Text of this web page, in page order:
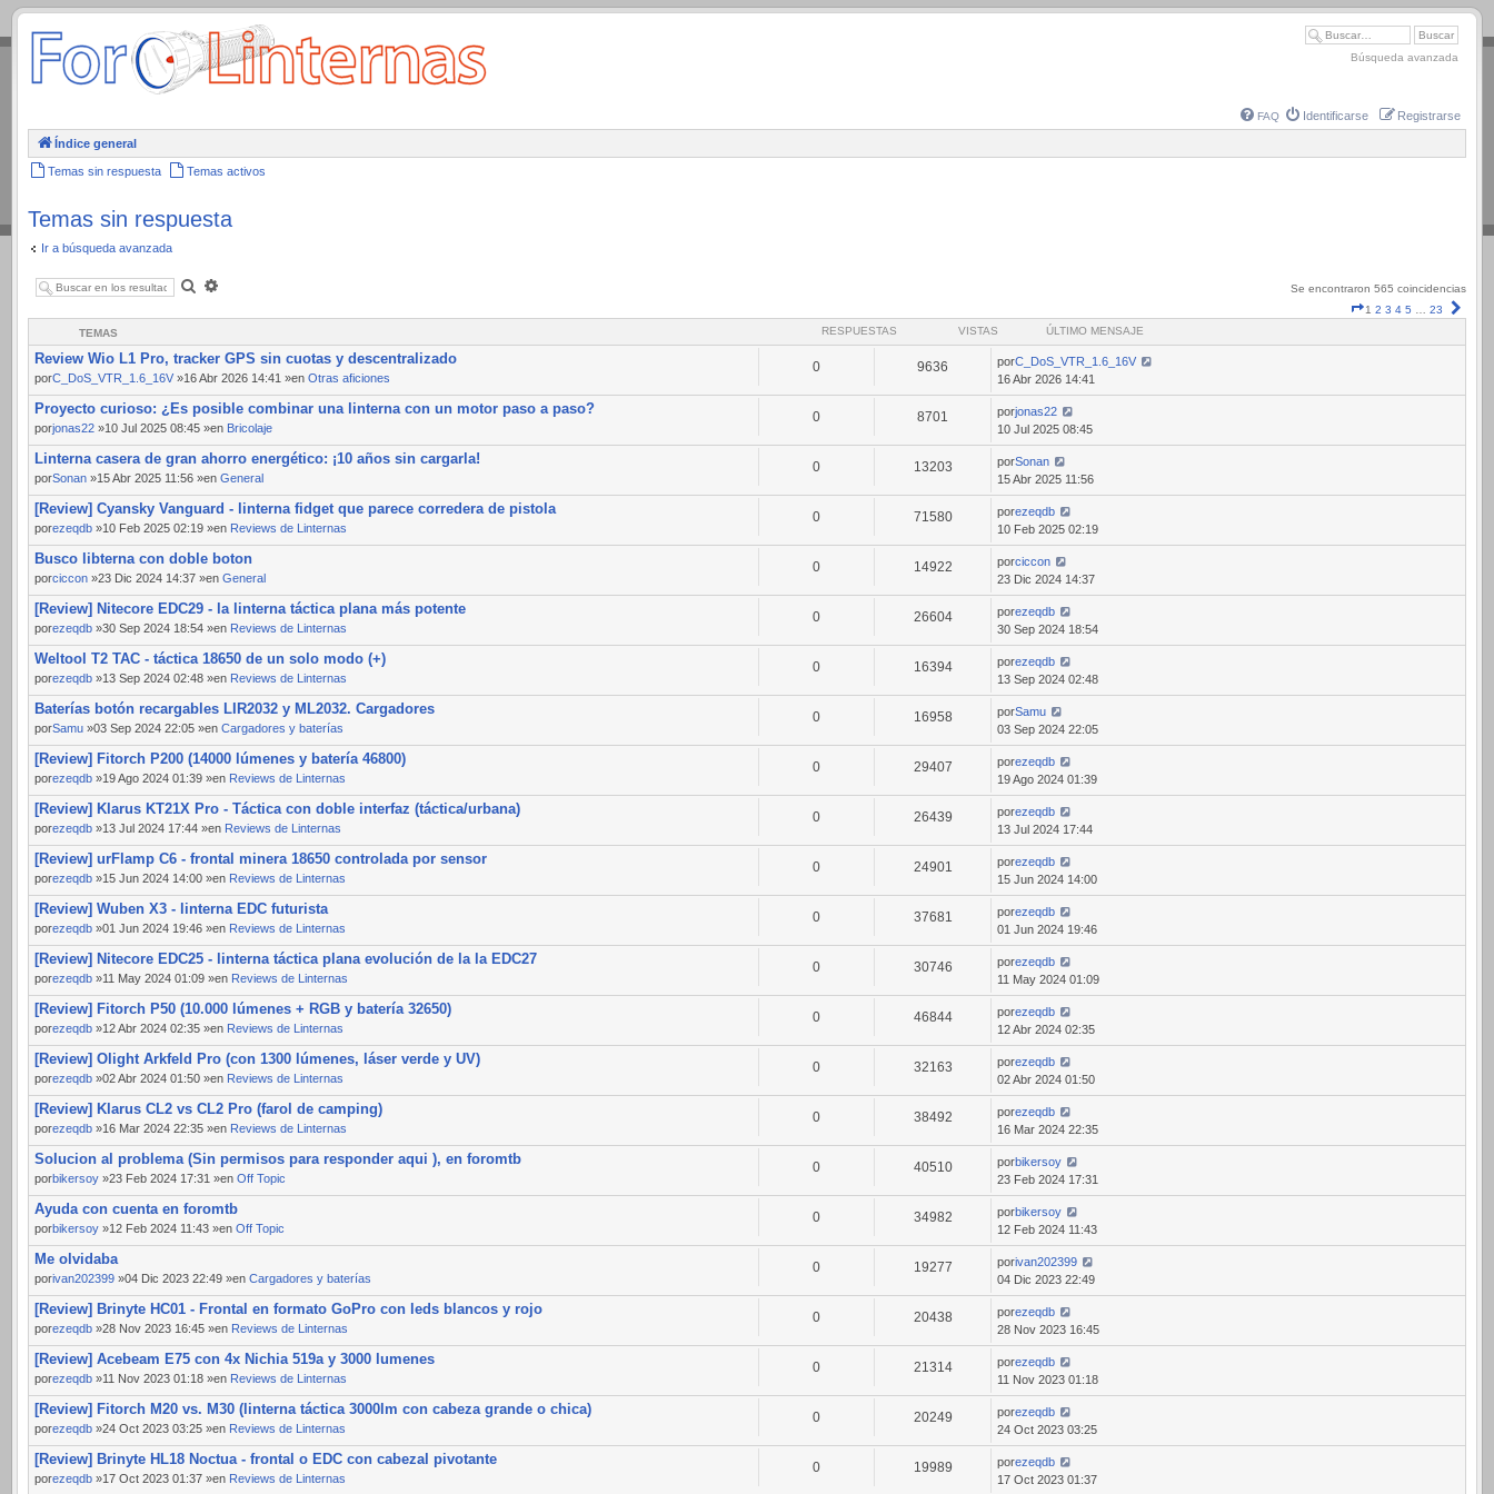
.
Búsqueda avanzada
FAQ Identificarse Registrarse
Índice general
Temas sin respuesta Temas activos
Temas sin respuesta
Ir a búsqueda avanzada
Buscar
Se encontraron 565 coincidencias
Página
1 2 3 4 5 23
TEMAS RESPUESTAS VISTAS ÚLTIMO MENSAJE
Review Wio L1 Pro, tracker GPS sin cuotas y descentralizado
porC_DoS_VTR_1.6_16V »16 Abr 2026 14:41 »en Otras aficiones
0 9636 porC_DoS_VTR_1.6_16V
16 Abr 2026 14:41
Proyecto curioso: ¿Es posible combinar una linterna con un motor paso a paso?
porjonas22 »10 Jul 2025 08:45 »en Bricolaje
0 8701 porjonas22
10 Jul 2025 08:45
Linterna casera de gran ahorro energético: ¡10 años sin cargarla!
porSonan »15 Abr 2025 11:56 »en General
0 13203 porSonan
15 Abr 2025 11:56
[Review] Cyansky Vanguard - linterna fidget que parece corredera de pistola
porezeqdb »10 Feb 2025 02:19 »en Reviews de Linternas
0 71580 porezeqdb
10 Feb 2025 02:19
Busco libterna con doble boton
porciccon »23 Dic 2024 14:37 »en General
0 14922 porciccon
23 Dic 2024 14:37
[Review] Nitecore EDC29 - la linterna táctica plana más potente
porezeqdb »30 Sep 2024 18:54 »en Reviews de Linternas
0 26604 porezeqdb
30 Sep 2024 18:54
Weltool T2 TAC - táctica 18650 de un solo modo (+)
porezeqdb »13 Sep 2024 02:48 »en Reviews de Linternas
0 16394 porezeqdb
13 Sep 2024 02:48
Baterías botón recargables LIR2032 y ML2032. Cargadores
porSamu »03 Sep 2024 22:05 »en Cargadores y baterías
0 16958 porSamu
03 Sep 2024 22:05
[Review] Fitorch P200 (14000 lúmenes y batería 46800)
porezeqdb »19 Ago 2024 01:39 »en Reviews de Linternas
0 29407 porezeqdb
19 Ago 2024 01:39
[Review] Klarus KT21X Pro - Táctica con doble interfaz (táctica/urbana)
porezeqdb »13 Jul 2024 17:44 »en Reviews de Linternas
0 26439 porezeqdb
13 Jul 2024 17:44
[Review] urFlamp C6 - frontal minera 18650 controlada por sensor
porezeqdb »15 Jun 2024 14:00 »en Reviews de Linternas
0 24901 porezeqdb
15 Jun 2024 14:00
[Review] Wuben X3 - linterna EDC futurista
porezeqdb »01 Jun 2024 19:46 »en Reviews de Linternas
0 37681 porezeqdb
01 Jun 2024 19:46
[Review] Nitecore EDC25 - linterna táctica plana evolución de la la EDC27
porezeqdb »11 May 2024 01:09 »en Reviews de Linternas
0 30746 porezeqdb
11 May 2024 01:09
[Review] Fitorch P50 (10.000 lúmenes + RGB y batería 32650)
porezeqdb »12 Abr 2024 02:35 »en Reviews de Linternas
0 46844 porezeqdb
12 Abr 2024 02:35
[Review] Olight Arkfeld Pro (con 1300 lúmenes, láser verde y UV)
porezeqdb »02 Abr 2024 01:50 »en Reviews de Linternas
0 32163 porezeqdb
02 Abr 2024 01:50
[Review] Klarus CL2 vs CL2 Pro (farol de camping)
porezeqdb »16 Mar 2024 22:35 »en Reviews de Linternas
0 38492 porezeqdb
16 Mar 2024 22:35
Solucion al problema (Sin permisos para responder aqui ), en foromtb
porbikersoy »23 Feb 2024 17:31 »en Off Topic
0 40510 porbikersoy
23 Feb 2024 17:31
Ayuda con cuenta en foromtb
porbikersoy »12 Feb 2024 11:43 »en Off Topic
0 34982 porbikersoy
12 Feb 2024 11:43
Me olvidaba
porivan202399 »04 Dic 2023 22:49 »en Cargadores y baterías
0 19277 porivan202399
04 Dic 2023 22:49
[Review] Brinyte HC01 - Frontal en formato GoPro con leds blancos y rojo
porezeqdb »28 Nov 2023 16:45 »en Reviews de Linternas
0 20438 porezeqdb
28 Nov 2023 16:45
[Review] Acebeam E75 con 4x Nichia 519a y 3000 lumenes
porezeqdb »11 Nov 2023 01:18 »en Reviews de Linternas
0 21314 porezeqdb
11 Nov 2023 01:18
[Review] Fitorch M20 vs. M30 (linterna táctica 3000lm con cabeza grande o chica)
porezeqdb »24 Oct 2023 03:25 »en Reviews de Linternas
0 20249 porezeqdb
24 Oct 2023 03:25
[Review] Brinyte HL18 Noctua - frontal o EDC con cabezal pivotante
porezeqdb »17 Oct 2023 01:37 »en Reviews de Linternas
0 19989 porezeqdb
17 Oct 2023 01:37